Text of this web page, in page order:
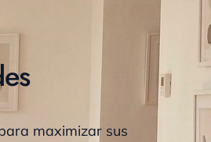
maximizar sus